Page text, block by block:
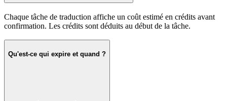
Chaque tâche de traduction affiche un coût estimé en crédits avant
confirmation. Les crédits sont déduits au début de la tâche.
Qu'est-ce qui expire et quand ?